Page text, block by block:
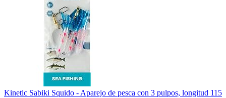
Kinetic Sabiki Squido - Aparejo de pesca con 3 pulpos, longitud 115